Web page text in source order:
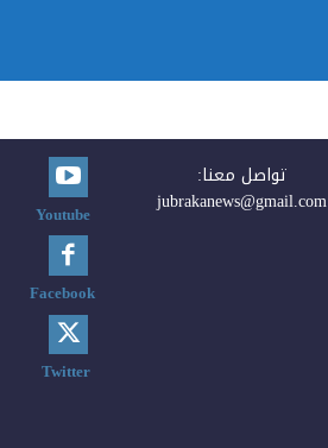
تواصل معنا:
jubrakanews@gmail.com
Youtube
Facebook
Twitter